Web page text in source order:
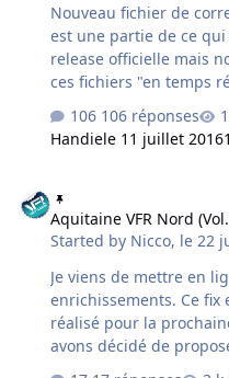
Nouveau fichier de
est une partie de ce
release officielle mais
ces fichiers "en temps
L'installation est donc
correctif officiel. FIX_150630 note: - modification LOD
alphajet - correction
remplacement des
jeu de textures marée haute/basse
variations de marée du
marée haute pour les
106 réponses
Handiele 11 juillet 2016
Aquitaine VFR Nord
Started by Nicco, le 22
Je viens de mettre en
enrichissements. Ce fix est une partie de ce qui sera
réalisé pour la
avons décidé de
aux membres du